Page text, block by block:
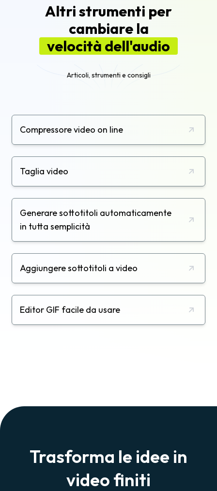
Altri strumenti per
cambiare la
velocità dell'audio
Articoli, strumenti e consigli
Compressore video on line
Taglia video
Generare sottotitoli automaticamente
in tutta semplicità
Aggiungere sottotitoli a video
Editor GIF facile da usare
Trasforma le idee in
video finiti